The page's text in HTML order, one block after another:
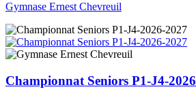
Gymnase Ernest Chevreuil
Championnat Seniors P1-J4-